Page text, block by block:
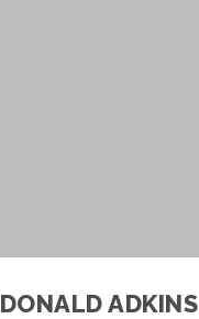
DONALD ADKINS